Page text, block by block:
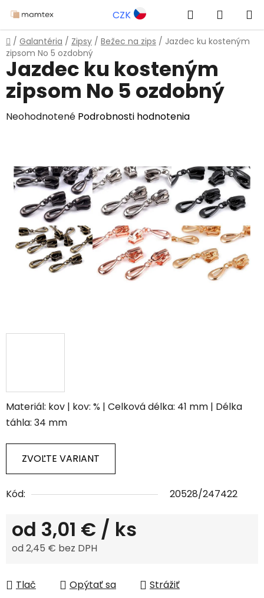
na
obsah
CZK Hľadať
KOŠÍK
Domov
/ Galantéria / Zipsy / Bežec na zips / Jazdec ku kosteným
zipsom No 5 ozdobný
Materiál: kov | kov: % | Celková délka: 41 mm | Délka
táhla: 34 mm
ZVOĽTE VARIANT
Kód: 20528/247422
od 3,01 € / ks
od2,45 € bez DPH
Tlač
Opýtať sa Strážiť
Jazdec ku kosteným
zipsom No 5 ozdobný
Priemerné
0,0
hviezdičiek.
Neohodnotené Podrobnosti hodnotenia